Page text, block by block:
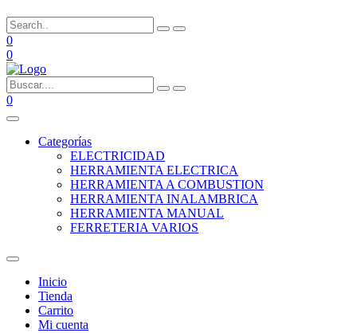
0
0
0
Categorías
ELECTRICIDAD
HERRAMIENTA ELECTRICA
HERRAMIENTA A COMBUSTION
HERRAMIENTA INALAMBRICA
HERRAMIENTA MANUAL
FERRETERIA VARIOS
Inicio
Tienda
Carrito
Mi cuenta